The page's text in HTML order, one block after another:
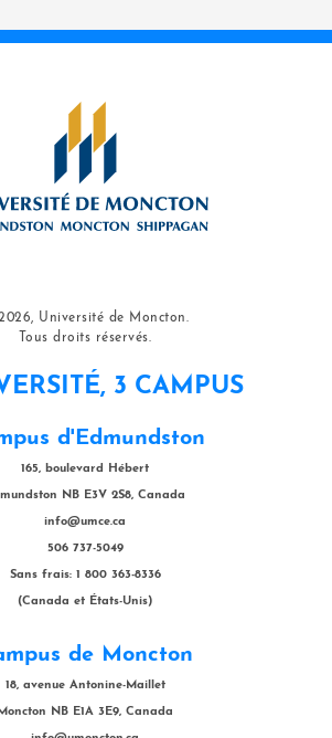
Université de Moncton.
Tous droits réservés.
3 CAMPUS
d'Edmundston
165, boulevard Hébert
NB E3V 2S8, Canada
info@umce.ca
506 737-5049
Sans frais: 1 800 363-8336
(Canada et États-Unis)
de Moncton
18, avenue Antonine-Maillet
Moncton NB E1A 3E9, Canada